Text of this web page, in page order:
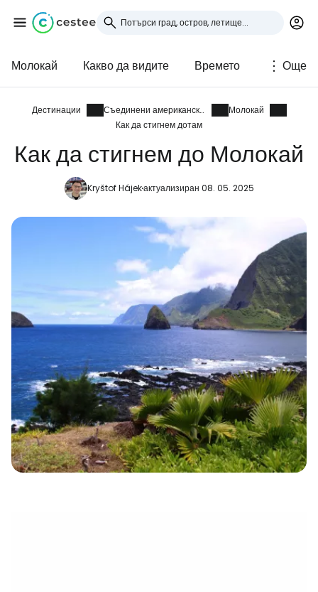
Молокай Какво да видите Времето Още
Дестинации Съединени американски щати
Молокай
Как да стигнем дотам
Как да стигнем до Молокай
Kryštof Hájekактуализиран 08. 05. 2025
Влезте в Cestee
... световната общност на туристите
Продължете с Google
Продължете с Facebook
Продължете с имейл